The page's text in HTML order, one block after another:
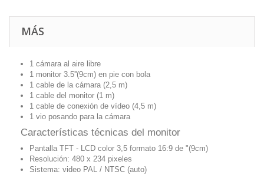
MÁS
1 cámara al aire libre
1 monitor 3.5''(9cm) en pie con bola
1 cable de la cámara (2,5 m)
1 cable del monitor (1 m)
1 cable de conexión de vídeo (4,5 m)
1 vio posando para la cámara
Características técnicas del monitor
Pantalla TFT - LCD color 3,5 formato 16:9 de "(9cm)
Resolución: 480 x 234 pixeles
Sistema: video PAL / NTSC (auto)